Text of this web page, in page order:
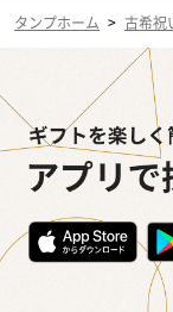
タンプホーム > 古希祝